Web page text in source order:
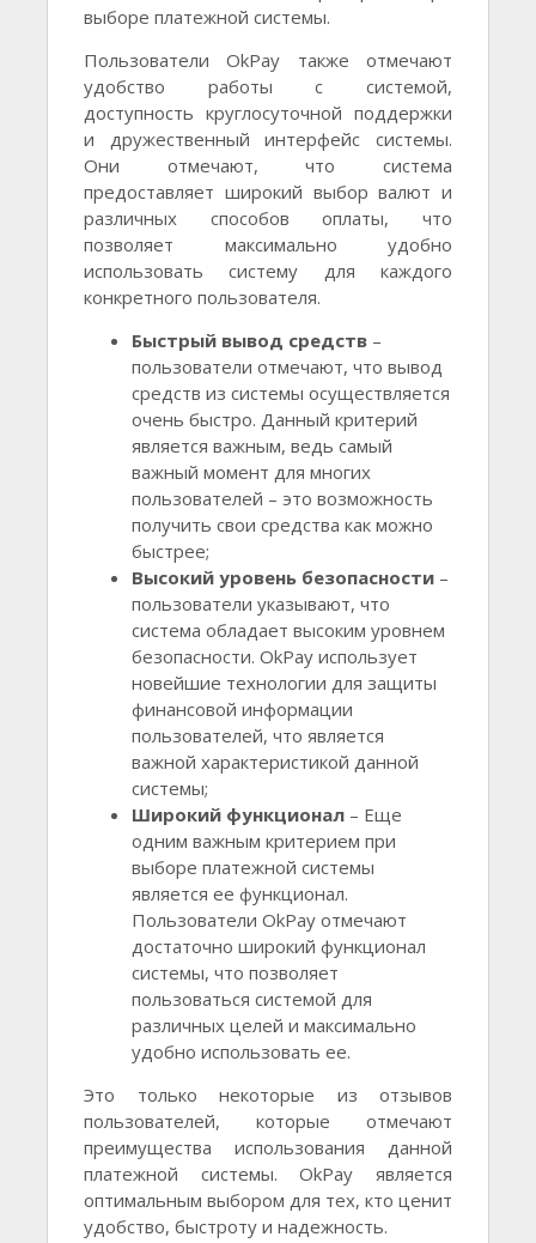
выборе платежной системы.
Пользователи OkPay также отмечают
удобство работы с системой,
доступность круглосуточной поддержки
и дружественный интерфейс системы.
Они отмечают, что система
предоставляет широкий выбор валют и
различных способов оплаты, что
позволяет максимально удобно
использовать систему для каждого
конкретного пользователя.
Быстрый вывод средств –
пользователи отмечают, что вывод
средств из системы осуществляется
очень быстро. Данный критерий
является важным, ведь самый
важный момент для многих
пользователей – это возможность
получить свои средства как можно
быстрее;
Высокий уровень безопасности –
пользователи указывают, что
система обладает высоким уровнем
безопасности. OkPay использует
новейшие технологии для защиты
финансовой информации
пользователей, что является
важной характеристикой данной
системы;
Широкий функционал – Еще
одним важным критерием при
выборе платежной системы
является ее функционал.
Пользователи OkPay отмечают
достаточно широкий функционал
системы, что позволяет
пользоваться системой для
различных целей и максимально
удобно использовать ее.
Это только некоторые из отзывов
пользователей, которые отмечают
преимущества использования данной
платежной системы. OkPay является
оптимальным выбором для тех, кто ценит
удобство, быстроту и надежность.